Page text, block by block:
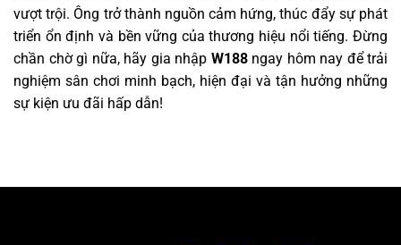
vượt trội. Ông trở thành nguồn cảm hứng, thúc đẩy sự phát
triển ổn định và bền vững của thương hiệu nổi tiếng. Đừng
chần chờ gì nữa, hãy gia nhập W188 ngay hôm nay để trải
nghiệm sân chơi minh bạch, hiện đại và tận hưởng những
sự kiện ưu đãi hấp dẫn!